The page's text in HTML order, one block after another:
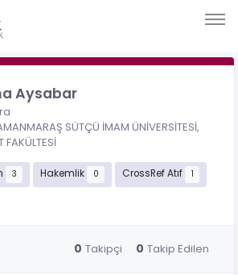
Aysabar
SÜTÇÜ İMAM ÜNİVERSİTESİ,
FAKÜLTESİ
3 Hakemlik 0 CrossRef Atıf 1
0 Takipçi 0 Takip Edilen